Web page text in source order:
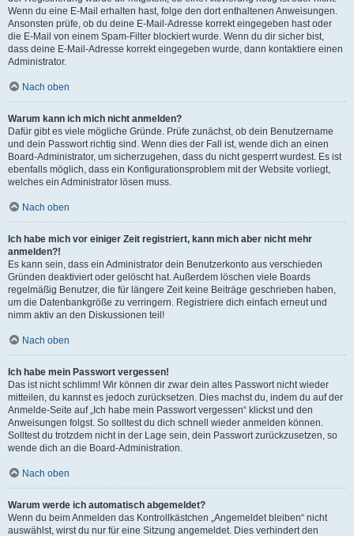
Wenn du eine E-Mail erhalten hast, folge den dort enthaltenen Anweisungen.
Ansonsten prüfe, ob du deine E-Mail-Adresse korrekt eingegeben hast oder
die E-Mail von einem Spam-Filter blockiert wurde. Wenn du dir sicher bist,
dass deine E-Mail-Adresse korrekt eingegeben wurde, dann kontaktiere einen
Administrator.
Nach oben
Warum kann ich mich nicht anmelden?
Dafür gibt es viele mögliche Gründe. Prüfe zunächst, ob dein Benutzername
und dein Passwort richtig sind. Wenn dies der Fall ist, wende dich an einen
Board-Administrator, um sicherzugehen, dass du nicht gesperrt wurdest. Es ist
ebenfalls möglich, dass ein Konfigurationsproblem mit der Website vorliegt,
welches ein Administrator lösen muss.
Nach oben
Ich habe mich vor einiger Zeit registriert, kann mich aber nicht mehr
anmelden?!
Es kann sein, dass ein Administrator dein Benutzerkonto aus verschieden
Gründen deaktiviert oder gelöscht hat. Außerdem löschen viele Boards
regelmäßig Benutzer, die für längere Zeit keine Beiträge geschrieben haben,
um die Datenbankgröße zu verringern. Registriere dich einfach erneut und
nimm aktiv an den Diskussionen teil!
Nach oben
Ich habe mein Passwort vergessen!
Das ist nicht schlimm! Wir können dir zwar dein altes Passwort nicht wieder
mitteilen, du kannst es jedoch zurücksetzen. Dies machst du, indem du auf der
Anmelde-Seite auf „Ich habe mein Passwort vergessen“ klickst und den
Anweisungen folgst. So solltest du dich schnell wieder anmelden können.
Solltest du trotzdem nicht in der Lage sein, dein Passwort zurückzusetzen, so
wende dich an die Board-Administration.
Nach oben
Warum werde ich automatisch abgemeldet?
Wenn du beim Anmelden das Kontrollkästchen „Angemeldet bleiben“ nicht
auswählst, wirst du nur für eine Sitzung angemeldet. Dies verhindert den